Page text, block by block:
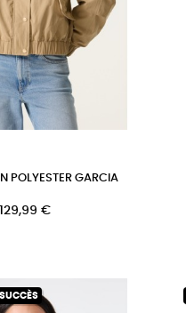
POLYESTER GARCIA
Prix
129,99 €